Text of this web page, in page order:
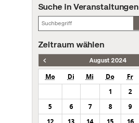
Suche in Veranstaltungen
Zeitraum wählen
August 2024
Mo Di Mi Do Fr
1
2
5
6 7 8 9